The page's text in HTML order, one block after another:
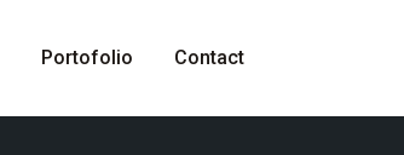
Portofolio Contact